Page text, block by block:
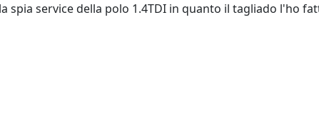
service della polo 1.4TDI in quanto il tagliado l'ho